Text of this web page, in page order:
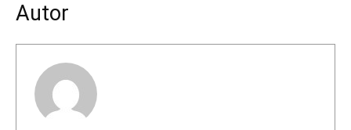
Autor